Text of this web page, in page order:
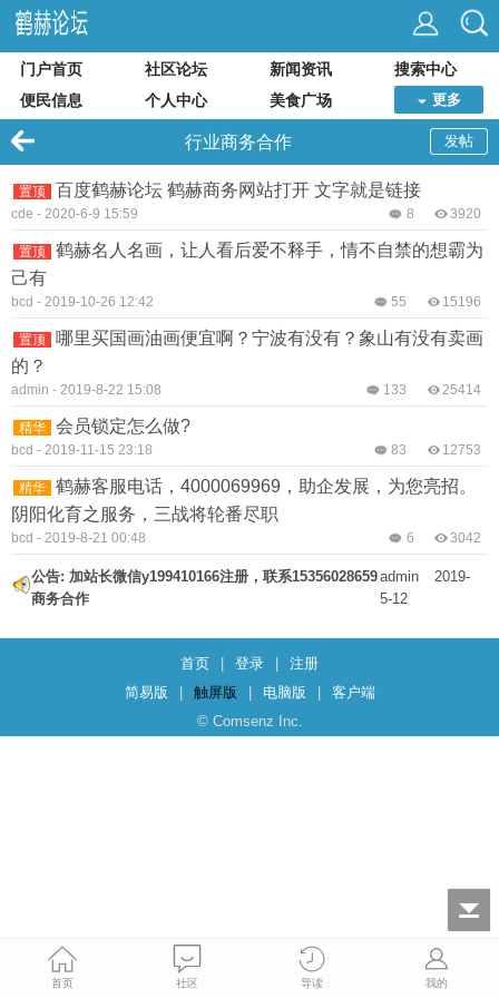
门户首页 社区论坛 新闻资讯
搜索中心
便民信息
个人中心 美食广场 更多
发帖
行业商务合作
置顶 百度鹤赫论坛 鹤赫商务网站打开 文字就是链接
cde - 2020-6-9 15:59 3920
8
置顶
鹤赫名人名画，让人看后爱不释手，情不自禁的想霸为
己有
bcd - 2019-10-26 12:42 15196
55
置顶
哪里买国画油画便宜啊？宁波有没有？象山有没有卖画
的？
admin - 2019-8-22 15:08 25414
133
精华 会员锁定怎么做?
bcd - 2019-11-15 23:18 12753
83
精华
鹤赫客服电话，4000069969，助企发展，为您亮招。
阴阳化育之服务，三战将轮番尽职
bcd - 2019-8-21 00:48 3042
6
公告: 加站长微信y199410166注册，联系15356028659
商务合作
admin
2019-
5-12
首页 登录
注册
简易版
触屏版 电脑版
客户端
© Comsenz Inc.
首页 社区 导读 我的